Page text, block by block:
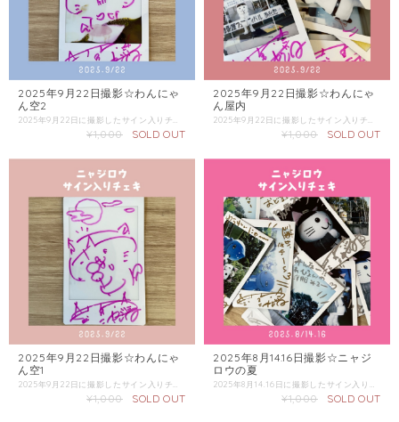
2025年9月22日撮影☆わんにゃ
ん空2
¥1,000 SOLD OUT
2025年9月22日撮影☆わんにゃ
ん屋内
¥1,000 SOLD OUT
2025年9月22日撮影☆わんにゃ
ん空1
2025年9月22日に撮影したサイン入りチェキです。 この商品単体のみでの配送は「普通郵便」をご選択ください。 同梱商品がある場合は、そちらの配送方法を確認し「金額が上の方」をご選択ください。
¥1,000 SOLD OUT
2025年8月14.16日撮影☆ニャジ
ロウの夏
2025年8月14.16日に撮影したサイン入りチェキです。 チェキは選べません。こちらにお任せください。 複数枚購入の際はなるべくかぶらないチェキをお選びしますが、必ずお約束できないのでご了承ください。 この商品単体のみでの配送は「普通郵便」をご選択ください。 同梱商品がある場合は、そちらの配送方法を確認し「金額が上の方」をご選択ください。
¥1,000 SOLD OUT